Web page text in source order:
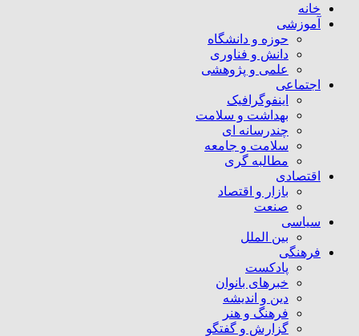
خانه
آموزشی
حوزه و دانشگاه
دانش و فناوری
علمی و پژوهشی
اجتماعی
اینفوگرافیک
بهداشت و سلامت
چندرسانه ای
سلامت و جامعه
مطالبه گری
اقتصادی
بازار و اقتصاد
صنعت
سیاسی
بین الملل
فرهنگی
پادکست
خبرهای بانوان
دین و اندیشه
فرهنگ و هنر
گزارش و گفتگو